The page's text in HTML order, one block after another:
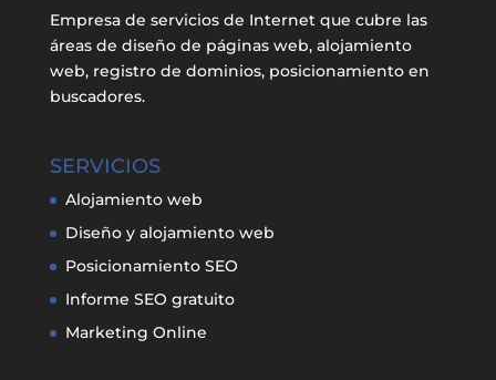
Empresa de servicios de Internet que cubre las
áreas de diseño de páginas web, alojamiento
web, registro de dominios, posicionamiento en
buscadores.
SERVICIOS
Alojamiento web
Diseño y alojamiento web
Posicionamiento SEO
Informe SEO gratuito
Marketing Online